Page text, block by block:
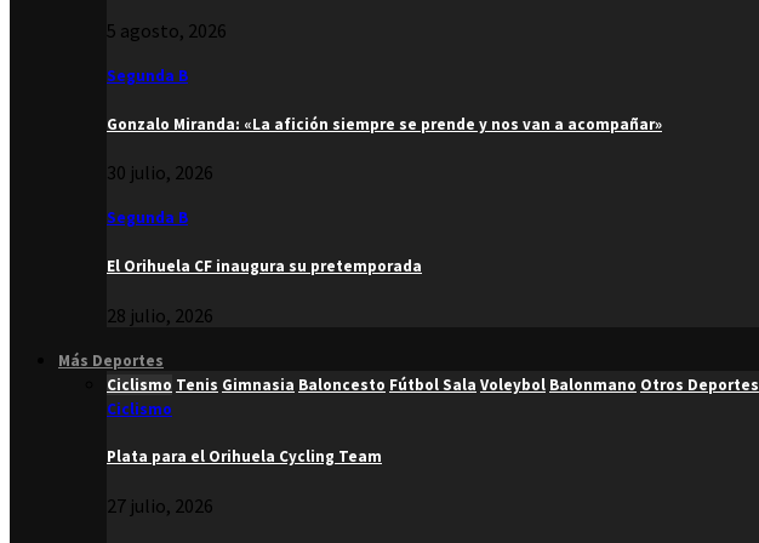
5 agosto, 2026
Segunda B
Gonzalo Miranda: «La afición siempre se prende y nos van a acompañar»
30 julio, 2026
Segunda B
El Orihuela CF inaugura su pretemporada
28 julio, 2026
Más Deportes
Ciclismo Tenis Gimnasia Baloncesto Fútbol Sala Voleybol Balonmano Otros Deportes
Ciclismo
Plata para el Orihuela Cycling Team
27 julio, 2026